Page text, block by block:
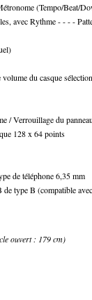
(Tempo/Beat/
avec Rythme - - - -
du casque
/ Verrouillage du
128 x 64 points
de téléphone 6,35 mm
de type B (compatible
ouvert : 179 cm)